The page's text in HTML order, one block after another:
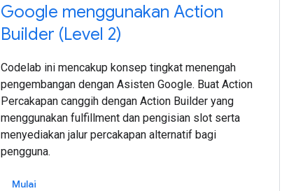
Google menggunakan Action
Builder (Level 2)
Codelab ini mencakup konsep tingkat menengah
pengembangan dengan Asisten Google. Buat Action
Percakapan canggih dengan Action Builder yang
menggunakan fulfillment dan pengisian slot serta
menyediakan jalur percakapan alternatif bagi
pengguna.
Mulai